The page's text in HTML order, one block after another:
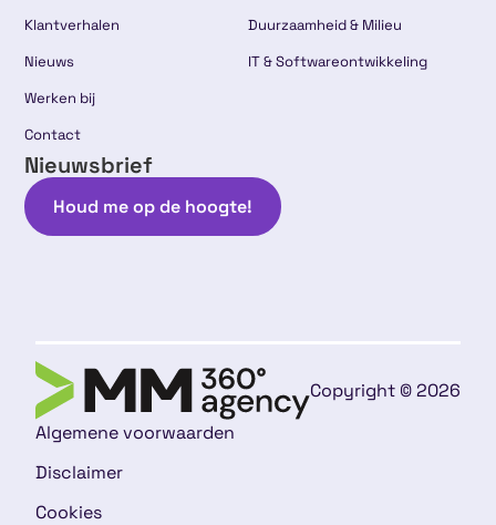
Klantverhalen
Nieuws
Werken bij
Contact
Duurzaamheid & Milieu
IT & Softwareontwikkeling
Nieuwsbrief
Houd me op de hoogte!
Copyright © 2026
Algemene voorwaarden
Disclaimer
Cookies